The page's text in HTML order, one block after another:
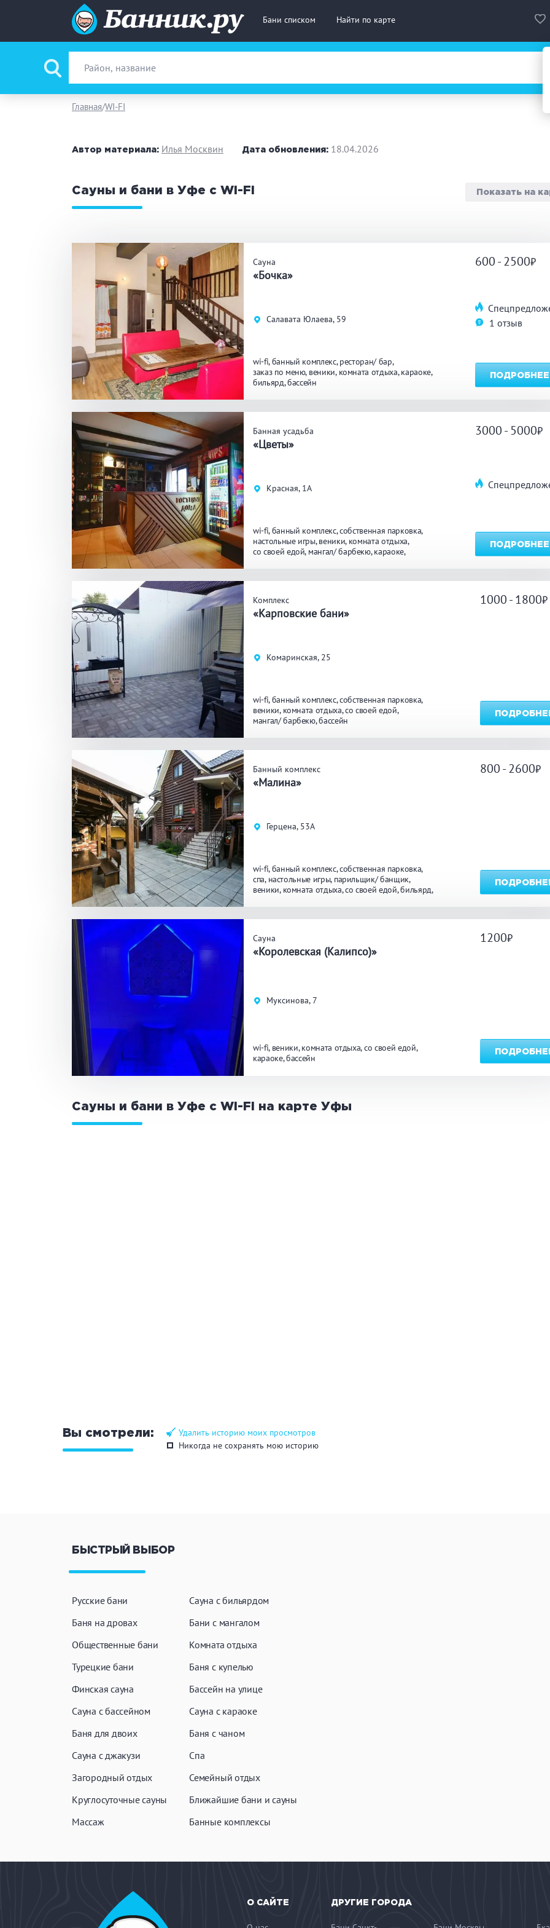
Бани списком Найти по карте
Вид парной
Вместимость
Банные услуги
Кедровая бочка
Парильщик/ банщик
Общественные бани
Аква-зона
Бассейн
Развлечения Бильярд Караоке
Кухня Мангал/ барбекю
Удобства
На берегу водоема
ПРИМЕНИТЬ ФИЛЬТРЫ ЗАКРЫТЬ
Главная WI-FI
Автор материала: Илья Москвин Дата обновления: 18.04.2026
Сауны и бани в Уфе с WI-FI Показать на
Сауна
«Бочка»
Салавата Юлаева, 59
wi-fi банный комплекс ресторан/ бар
заказ по меню веники комната отдыха караоке
бильярд бассейн
600 - 2500
1 отзыв
ПОДРОБНЕЕ
Банная усадьба
«Цветы»
Красная, 1А
wi-fi банный комплекс собственная парковка
настольные игры веники комната отдыха
со своей едой мангал/ барбекю караоке
3000 - 5000
ПОДРОБНЕЕ
Комплекс
«Карповские бани»
Комаринская, 25
wi-fi банный комплекс собственная парковка
веники комната отдыха со своей едой
мангал/ барбекю бассейн
1000 - 1800
Банный комплекс
«Малина»
Герцена, 53А
wi-fi банный комплекс собственная парковка
спа настольные игры парильщик/ банщик
веники комната отдыха со своей едой бильярд
800 - 2600
Сауна
«Королевская (Калипсо)»
Муксинова, 7
wi-fi веники комната отдыха со своей едой
караоке бассейн
1200
Сауны и бани в Уфе с WI-FI на карте Уфы
Вы смотрели:
Удалить историю моих просмотров
Никогда не сохранять мою историю
БЫСТРЫЙ ВЫБОР
Русские бани
Баня на дровах
Общественные бани
Турецкие бани
Финская сауна
Сауна с бассейном
Баня для двоих
Сауна с джакузи
Загородный отдых
Круглосуточные сауны
Массаж
Сауна с бильярдом
Бани с мангалом
Комната отдыха
Баня с купелью
Бассейн на улице
Сауна с караоке
Баня с чаном
Спа
Семейный отдых
Ближайшие бани и сауны
Банные комплексы
О САЙТЕ ДРУГИЕ ГОРОДА